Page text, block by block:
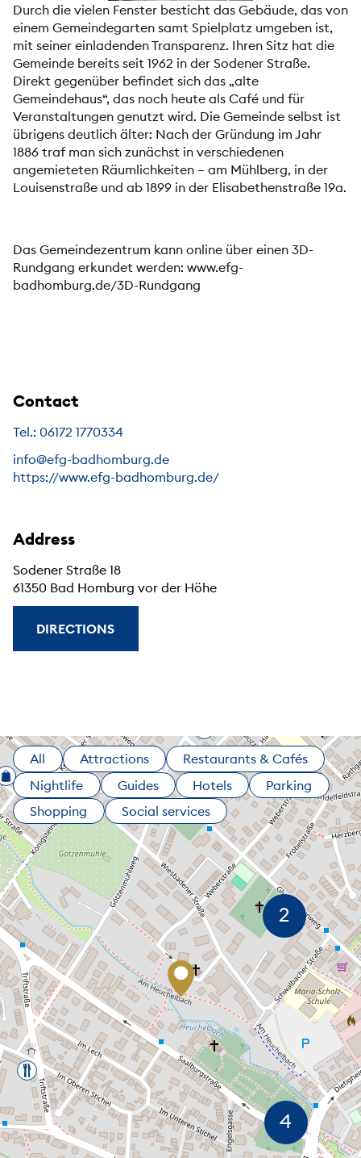
Durch die vielen Fenster besticht das Gebäude, das von
einem Gemeindegarten samt Spielplatz umgeben ist,
mit seiner einladenden Transparenz. Ihren Sitz hat die
Gemeinde bereits seit 1962 in der Sodener Straße.
Direkt gegenüber befindet sich das „alte
Gemeindehaus“, das noch heute als Café und für
Veranstaltungen genutzt wird. Die Gemeinde selbst ist
übrigens deutlich älter: Nach der Gründung im Jahr
1886 traf man sich zunächst in verschiedenen
angemieteten Räumlichkeiten – am Mühlberg, in der
Louisenstraße und ab 1899 in der Elisabethenstraße 19a.
Das Gemeindezentrum kann online über einen 3D-
Rundgang erkundet werden: www.efg-
badhomburg.de/3D-Rundgang
Contact
Tel.: 06172 1770334
info@efg-badhomburg.de
https://www.efg-badhomburg.de/
Address
Sodener Straße 18
61350 Bad Homburg vor der Höhe
DIRECTIONS
All Attractions
Restaurants & Cafés
Nightlife
Guides Hotels
Parking
Shopping
Social services